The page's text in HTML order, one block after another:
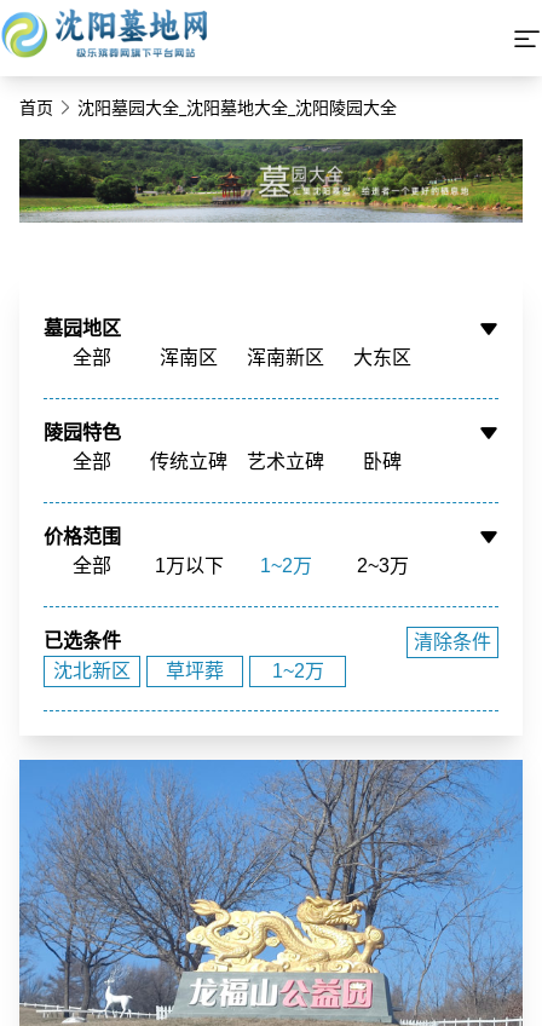
首页 沈阳墓园大全_沈阳墓地大全_沈阳陵园大全
墓园地区
全部
浑南区 浑南新区
大东区
铁西区
铁西新区 苏家屯区
沈北新区
辽中区
陵园特色
全部
传统立碑 艺术立碑
卧碑
树葬
壁葬 花坛葬
骨灰墙
骨灰寄存
价格范围
全部
1万以下 1~2万
2~3万
3~4万
4~5万 5~10万
10~15万
15~20万
已选条件
沈北新区
草坪葬 1~2万
清除条件